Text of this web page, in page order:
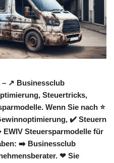
– ↗️ Businessclub
Steuertricks,
Wenn Sie nach ⭐
✔️ Steuern
Steuersparmodelle für
➡️ Businessclub
❤ Sie